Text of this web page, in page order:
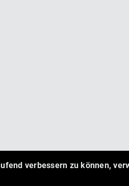
verbessern zu können,